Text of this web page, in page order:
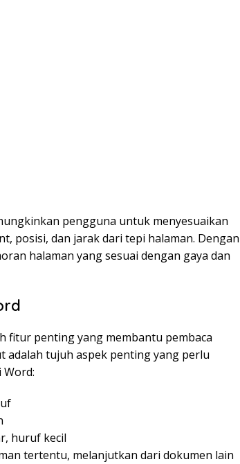
pengguna untuk menyesuaikan
posisi, dan jarak dari tepi halaman. Dengan
halaman yang sesuai dengan gaya dan
fitur penting yang membantu pembaca
adalah tujuh aspek penting yang perlu
huruf kecil
tertentu, melanjutkan dari dokumen lain